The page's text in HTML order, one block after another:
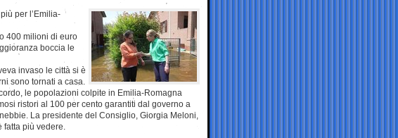
per l’Emilia-
400 milioni di euro
boccia le
invaso le città si è
sono tornati a casa.
le popolazioni colpite in Emilia-Romagna
ristori al 100 per cento garantiti dal governo a
La presidente del Consiglio, Giorgia Meloni,
fatta più vedere.